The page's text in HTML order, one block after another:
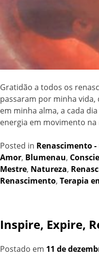
Gratidão a todos os
passaram por minha vida,
em minha alma, a cada
energia em movimento na
Posted in Renascimento
Amor, Blumenau,
Mestre, Natureza,
Renascimento, Terapia
Inspire, Expire,
Postado em 11 de